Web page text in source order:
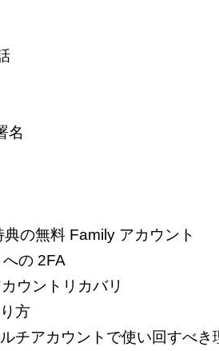
名
の無料 Family アカウント
の 2FA
ウントリカバリ
方
チアカウントで使い回すべき